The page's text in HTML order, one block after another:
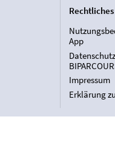
Rechtliches
App
Impressum
Erklärung